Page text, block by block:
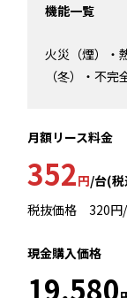
機能一覧
火災（煙）・
（冬）・不完
月額リース料金
352円/台(税
税抜価格 320円
現金購入価格
19,580